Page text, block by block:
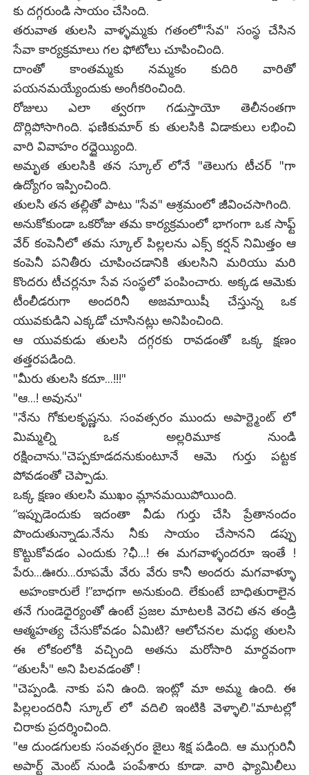
కు దగ్గరుండి సాయం చేసింది.
తరువాత తులసి వాళ్ళమ్మకు గతంలో"సేవ" సంస్థ చేసిన
సేవా కార్యక్రమాలు గల ఫోటోలు చూపించింది.
దాంతో కాంతమ్మకు నమ్మకం కుదిరి వారితో
పయనమయ్యేందుకు అంగీకరించింది.
రోజులు ఎలా త్వరగా గడుస్తాయో తెలీనంతగా
దొర్లిపోసాగింది. ఫణికుమార్ కు తులసికి విడాకులు లభించి
వారి వివాహం రద్దైయ్యింది.
అమృత తులసికి తన స్కూల్ లోనే "తెలుగు టీచర్ "గా
ఉద్యోగం ఇప్పించింది.
తులసి తన తల్లితో పాటు "సేవ" ఆశ్రమంలో జీవించసాగింది.
అనుకోకుండా ఒకరోజు తమ కార్యక్రమంలో భాగంగా ఒక సాఫ్ట్
వేర్ కంపెనీలో తమ స్కూల్ పిల్లలను ఎక్స్ కర్షన్ నిమిత్తం ఆ
కంపెనీ పనితీరు చూపించడానికి తులసిని మరియు మరి
కొందరు టీచర్లనూ సేవ సంస్థలో పంపించారు. అక్కడ ఆమెకు
టీంలీడరుగా అందరినీ అజమాయిషీ చేస్తున్న ఒక
యువకుడిని ఎక్కడో చూసినట్లు అనిపించింది.
ఆ యువకుడు తులసి దగ్గరకు రావడంతో ఒక్క క్షణం
తత్తరపడింది.
"మీరు తులసి కదూ...!!!"
"ఆ...! అవును"
"నేను గోకులకృష్ణను. సంవత్సరం ముందు అపార్ట్మెంట్ లో
మిమ్మల్ని ఒక అల్లరిమూక నుండి
రక్షించాను."చెప్పకూడదనుకుంటూనే ఆమె గుర్తు పట్టక
పోవడంతో చెప్పాడు.
ఒక్క క్షణం తులసి ముఖం మ్లానమయిపోయింది.
“ఇప్పుడెందుకు ఇదంతా వీడు గుర్తు చేసి ప్రేతానందం
పొందుతున్నాడు.నేను నీకు సాయం చేసానని డప్పు
కొట్టుకోవడం ఎందుకు ?ఛీ...! ఈ మగవాళ్ళందరూ ఇంతే !
పేరు...ఊరు...రూపమే వేరు వేరు కానీ అందరు మగవాళ్ళూ
అహంకారులే !”బాధగా అనుకుంది. లేకుంటే బాధితురాలైన
తనే గుండెధైర్యంతో ఉంటే ప్రజల మాటలకి వెరచి తన తండ్రి
ఆత్మహత్య చేసుకోవడం ఏమిటి? ఆలోచనల మధ్య తులసి
ఈ లోకంలోకి వచ్చింది అతను మరోసారి మార్దవంగా
“తులసీ" అని పిలవడంతో !
"చెప్పండి. నాకు పని ఉంది. ఇంట్లో మా అమ్మ ఉంది. ఈ
పిల్లలందరినీ స్కూల్ లో వదిలి ఇంటికి వెళ్ళాలి."మాటల్లో
చిరాకు ప్రదర్శించింది.
"ఆ దుండగులకు సంవత్సరం జైలు శిక్ష పడింది. ఆ ముగ్గురినీ
అపార్ట్ మెంట్ నుండి పంపేశారు కూడా. వారి ఫ్యామిలీలు